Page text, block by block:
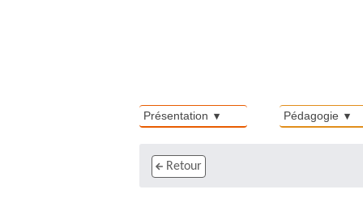
Présentation Pédagogie
Retour